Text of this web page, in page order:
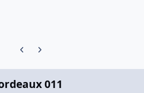
Previous carousel slide
Next carousel slide
011